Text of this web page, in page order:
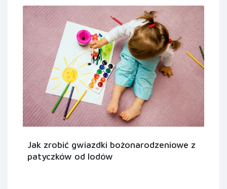
Jak zrobić gwiazdki bożonarodzeniowe z
patyczków od lodów